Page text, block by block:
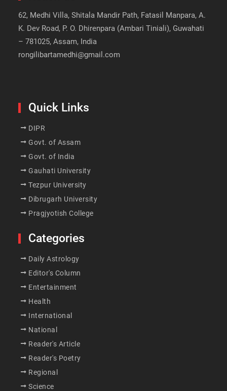
62, Medhi Villa, Shitala Mandir Path, Fatasil Manpara, A.
K. Dev Road, P. O. Dhirenpara (Ambari Tiniali), Guwahati
– 781025, Assam, India
rongilibartamedhi@gmail.com
Quick Links
DIPR
Govt. of Assam
Govt. of India
Gauhati University
Tezpur University
Dibrugarh University
Pragjyotish College
Categories
Daily Astrology
Editor's Column
Entertainment
Health
International
National
Reader's Article
Reader's Poetry
Regional
Science